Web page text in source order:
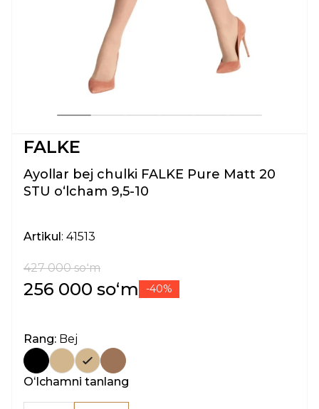
FALKE
Ayollar bej chulki FALKE Pure Matt 20
STU oʻlcham 9,5-10
Artikul: 41513
427 000 soʻm
256 000 soʻm -40%
Rang: Bej
Oʻlchamni tanlang